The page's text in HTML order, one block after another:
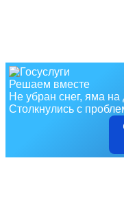
Решаем вместе
Не убран снег, яма
Столкнулись с